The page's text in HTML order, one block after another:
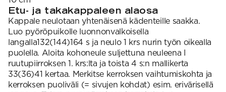
Etu- ja takakappaleen alaosa
Kappale neulotaan yhtenäisenä kädenteille saakka.
Luo pyöröpuikolle luonnonvalkoisella
langalla132(144)164 s ja neulo 1 krs nurin työn oikealla
puolella. Aloita kohoneule suljettuna neuleena I
ruutupiirroksen 1. krs:lta ja toista 4 s:n mallikerta
33(36)41 kertaa. Merkitse kerroksen vaihtumiskohta ja
kerroksen puoliväli (= sivujen kohdat) esim. erivärisellä